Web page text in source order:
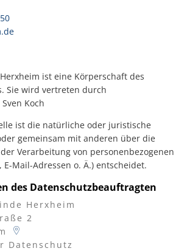
ist eine Körperschaft des
Sie wird vertreten durch
Koch
ist die natürliche oder juristische
gemeinsam mit anderen über die
Verarbeitung von personenbezogenen
E-Mail-Adressen o. Ä.) entscheidet.
des Datenschutzbeauftragten
Herxheim
2
Datenschutz